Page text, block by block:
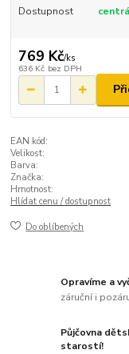
Dostupnost
769 Kč/ks
636 Kč bez DPH
EAN kód:
Velikost:
Barva:
Značka:
Hmotnost:
Hlídat cenu / dostupnost
Do oblíbených
Opravíme a
záruční i
Půjčovna
starostí!